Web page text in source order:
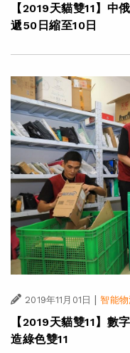
【2019天貓雙11】中
遞50日縮至10日
2019年11月01日 | 智能
【2019天貓雙11】數
造綠色雙11